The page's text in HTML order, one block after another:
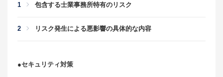
包含する士業事務所特有のリスク
リスク発生による悪影響の具体的な内容
●セキュリティ対策